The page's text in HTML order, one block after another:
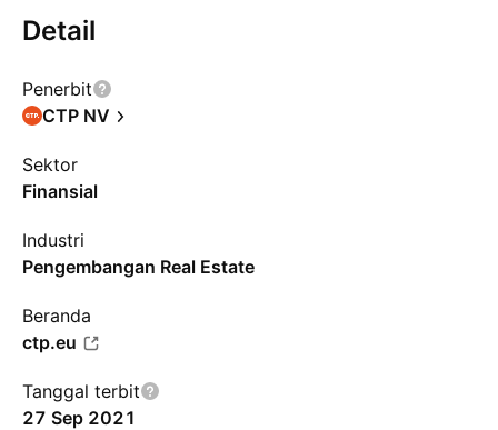
Detail
Penerbit
CTP NV
Sektor
Finansial
Industri
Pengembangan Real Estate
Beranda
ctp.eu
Tanggal terbit
27 Sep 2021